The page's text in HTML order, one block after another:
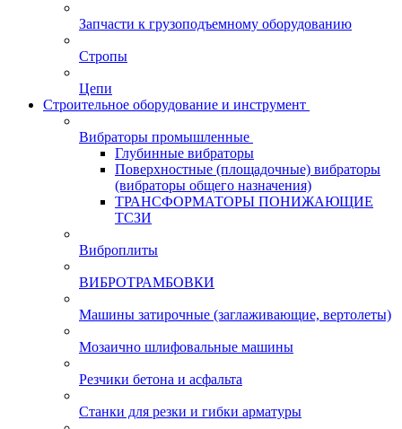
Запчасти к грузоподъемному оборудованию
Стропы
Цепи
Строительное оборудование и инструмент
Вибраторы промышленные
Глубинные вибраторы
Поверхностные (площадочные) вибраторы
(вибраторы общего назначения)
ТРАНСФОРМАТОРЫ ПОНИЖАЮЩИЕ
ТСЗИ
Виброплиты
ВИБРОТРАМБОВКИ
Машины затирочные (заглаживающие, вертолеты)
Мозаично шлифовальные машины
Резчики бетона и асфальта
Станки для резки и гибки арматуры